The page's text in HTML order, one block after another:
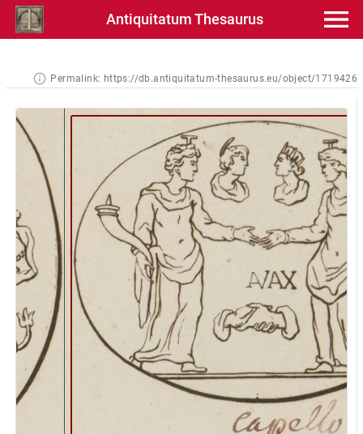
Antiquitatum Thesaurus
Permalink: https://db.antiquitatum-thesaurus.eu/object/1719426